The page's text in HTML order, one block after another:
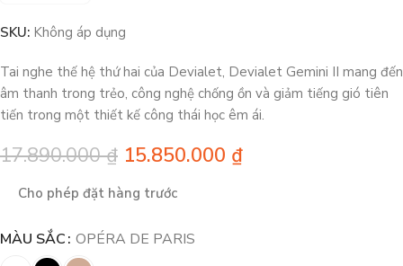
SKU: Không áp dụng
Tai nghe thế hệ thứ hai của Devialet, Devialet Gemini II mang đến
âm thanh trong trẻo, công nghệ chống ồn và giảm tiếng gió tiên
tiến trong một thiết kế công thái học êm ái.
17.890.000₫ 15.850.000 ₫
Cho phép đặt hàng trước
MÀU SẮC OPÉRA DE PARIS